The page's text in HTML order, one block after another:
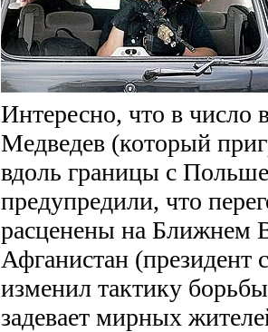
Интересно, что в
Медведев (который
вдоль границы с
предупредили, что
расценены на Ближнем
Афганистан (президент
изменил тактику
задевает мирных